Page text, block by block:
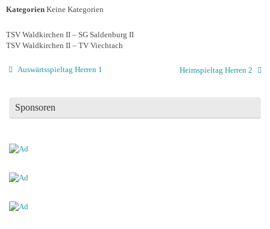
Kategorien Keine Kategorien
TSV Waldkirchen II – SG Saldenburg II
TSV Waldkirchen II – TV Viechtach
Auswärtsspieltag Herren 1 Heimspieltag Herren 2
Sponsoren